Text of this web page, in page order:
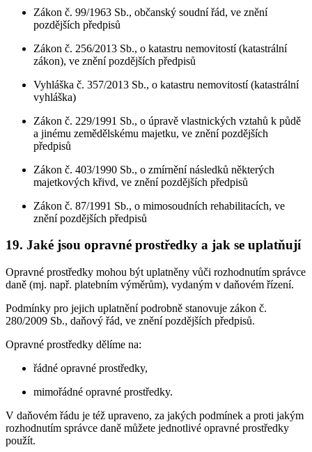
Zákon č. 99/1963 Sb., občanský soudní řád, ve znění
pozdějších předpisů
Zákon č. 256/2013 Sb., o katastru nemovitostí (katastrální
zákon), ve znění pozdějších předpisů
Vyhláška č. 357/2013 Sb., o katastru nemovitostí (katastrální
vyhláška)
Zákon č. 229/1991 Sb., o úpravě vlastnických vztahů k půdě
a jinému zemědělskému majetku, ve znění pozdějších
předpisů
Zákon č. 403/1990 Sb., o zmírnění následků některých
majetkových křivd, ve znění pozdějších předpisů
Zákon č. 87/1991 Sb., o mimosoudních rehabilitacích, ve
znění pozdějších předpisů
19. Jaké jsou opravné prostředky a jak se uplatňují
Opravné prostředky mohou být uplatněny vůči rozhodnutím správce
daně (mj. např. platebním výměrům), vydaným v daňovém řízení.
Podmínky pro jejich uplatnění podrobně stanovuje zákon č.
280/2009 Sb., daňový řád, ve znění pozdějších předpisů.
Opravné prostředky dělíme na:
řádné opravné prostředky,
mimořádné opravné prostředky.
V daňovém řádu je též upraveno, za jakých podmínek a proti jakým
rozhodnutím správce daně můžete jednotlivé opravné prostředky
použít.